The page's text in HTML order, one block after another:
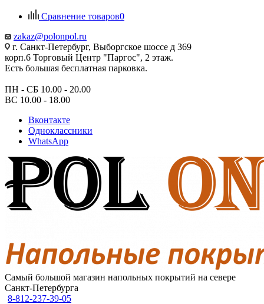
Сравнение товаров0
zakaz@polonpol.ru
г. Санкт-Петербург, Выборгское шоссе д 369
корп.6 Торговый Центр "Паргос", 2 этаж.
Есть большая бесплатная парковка.
ПН - СБ 10.00 - 20.00
ВС 10.00 - 18.00
Вконтакте
Одноклассники
WhatsApp
Самый большой магазин напольных покрытий на севере
Санкт-Петербурга
8-812-237-39-05